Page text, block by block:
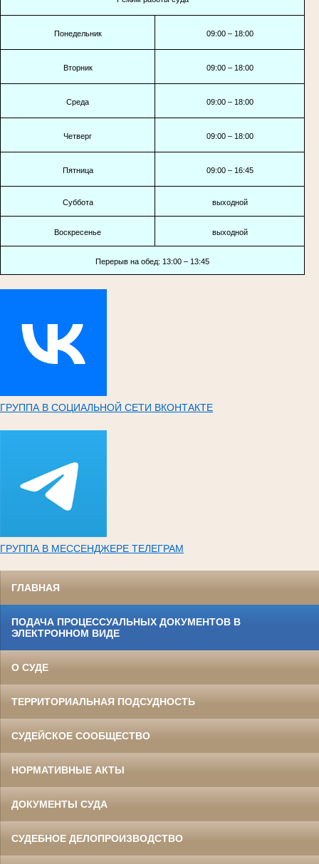
Понедельник 09:00 – 18:00
Вторник 09:00 – 18:00
Среда 09:00 – 18:00
Четверг 09:00 – 18:00
Пятница 09:00 – 16:45
Суббота выходной
Воскресенье выходной
Перерыв на обед: 13:00 – 13:45
ГРУППА В СОЦИАЛЬНОЙ СЕТИ ВКОНТАКТЕ
ГРУППА В МЕССЕНДЖЕРЕ ТЕЛЕГРАМ
ГЛАВНАЯ
ПОДАЧА ПРОЦЕССУАЛЬНЫХ ДОКУМЕНТОВ В
ЭЛЕКТРОННОМ ВИДЕ
О СУДЕ
ТЕРРИТОРИАЛЬНАЯ ПОДСУДНОСТЬ
СУДЕЙСКОЕ СООБЩЕСТВО
НОРМАТИВНЫЕ АКТЫ
ДОКУМЕНТЫ СУДА
СУДЕБНОЕ ДЕЛОПРОИЗВОДСТВО